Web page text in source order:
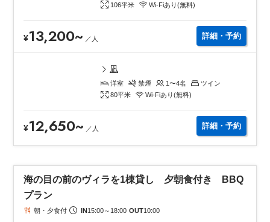
106平米 Wi-Fiあり(無料)
¥13,200~ ／ 人 詳細・予約
凪
洋室 禁煙 1〜4名
ツイン
80平米 Wi-Fiあり(無料)
¥12,650~ ／ 人 詳細・予約
海の目の前のヴィラを1棟貸し 夕朝食付き BBQ
プラン
朝・夕食付 IN15:00～ 18:00 OUT10:00